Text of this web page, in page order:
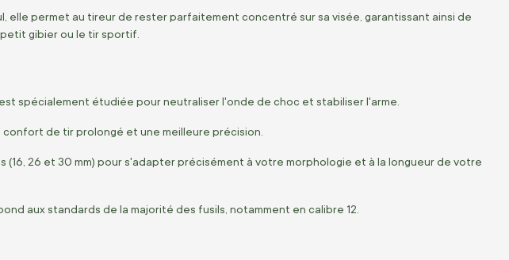
elle permet au tireur de rester parfaitement concentré sur sa visée, garantissant ainsi de
gibier ou le tir sportif.
spécialement étudiée pour neutraliser l'onde de choc et stabiliser l'arme.
confort de tir prolongé et une meilleure précision.
(16, 26 et 30 mm) pour s'adapter précisément à votre morphologie et à la longueur de votre
aux standards de la majorité des fusils, notamment en calibre 12.